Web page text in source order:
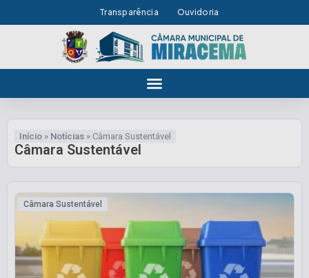
Transparência Ouvidoria
Início » Notícias » Câmara Sustentável
Câmara Sustentável
Câmara Sustentável